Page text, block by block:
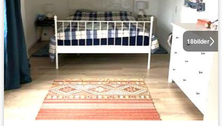
18bilder